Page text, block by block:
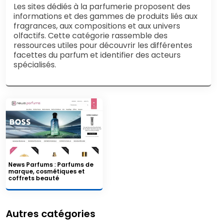
Les sites dédiés à la parfumerie proposent des
informations et des gammes de produits liés aux
fragrances, aux compositions et aux univers
olfactifs. Cette catégorie rassemble des
ressources utiles pour découvrir les différentes
facettes du parfum et identifier des acteurs
spécialisés.
News Parfums : Parfums de
marque, cosmétiques et
coffrets beauté
Autres catégories